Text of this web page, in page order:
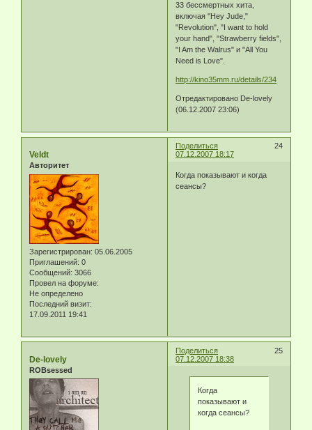
33 бессмертных хита,
включая "Hey Jude,"
"Revolution", "I want to hold
your hand", "Strawberry fields",
"I Am the Walrus" и "All You
Need is Love".
http://kino35mm.ru/details/234
Отредактировано De-lovely
(06.12.2007 23:06)
Поделиться
24
07.12.2007 18:17
Veldt
Авторитет
Зарегистрирован: 05.06.2005
Приглашений: 0
Сообщений: 3066
Провел на форуме:
Не определено
Последний визит:
17.09.2011 19:41
Когда показывают и когда
сеансы?
Поделиться
25
07.12.2007 18:38
De-lovely
ROBsessed
Когда
показывают и
когда сеансы?